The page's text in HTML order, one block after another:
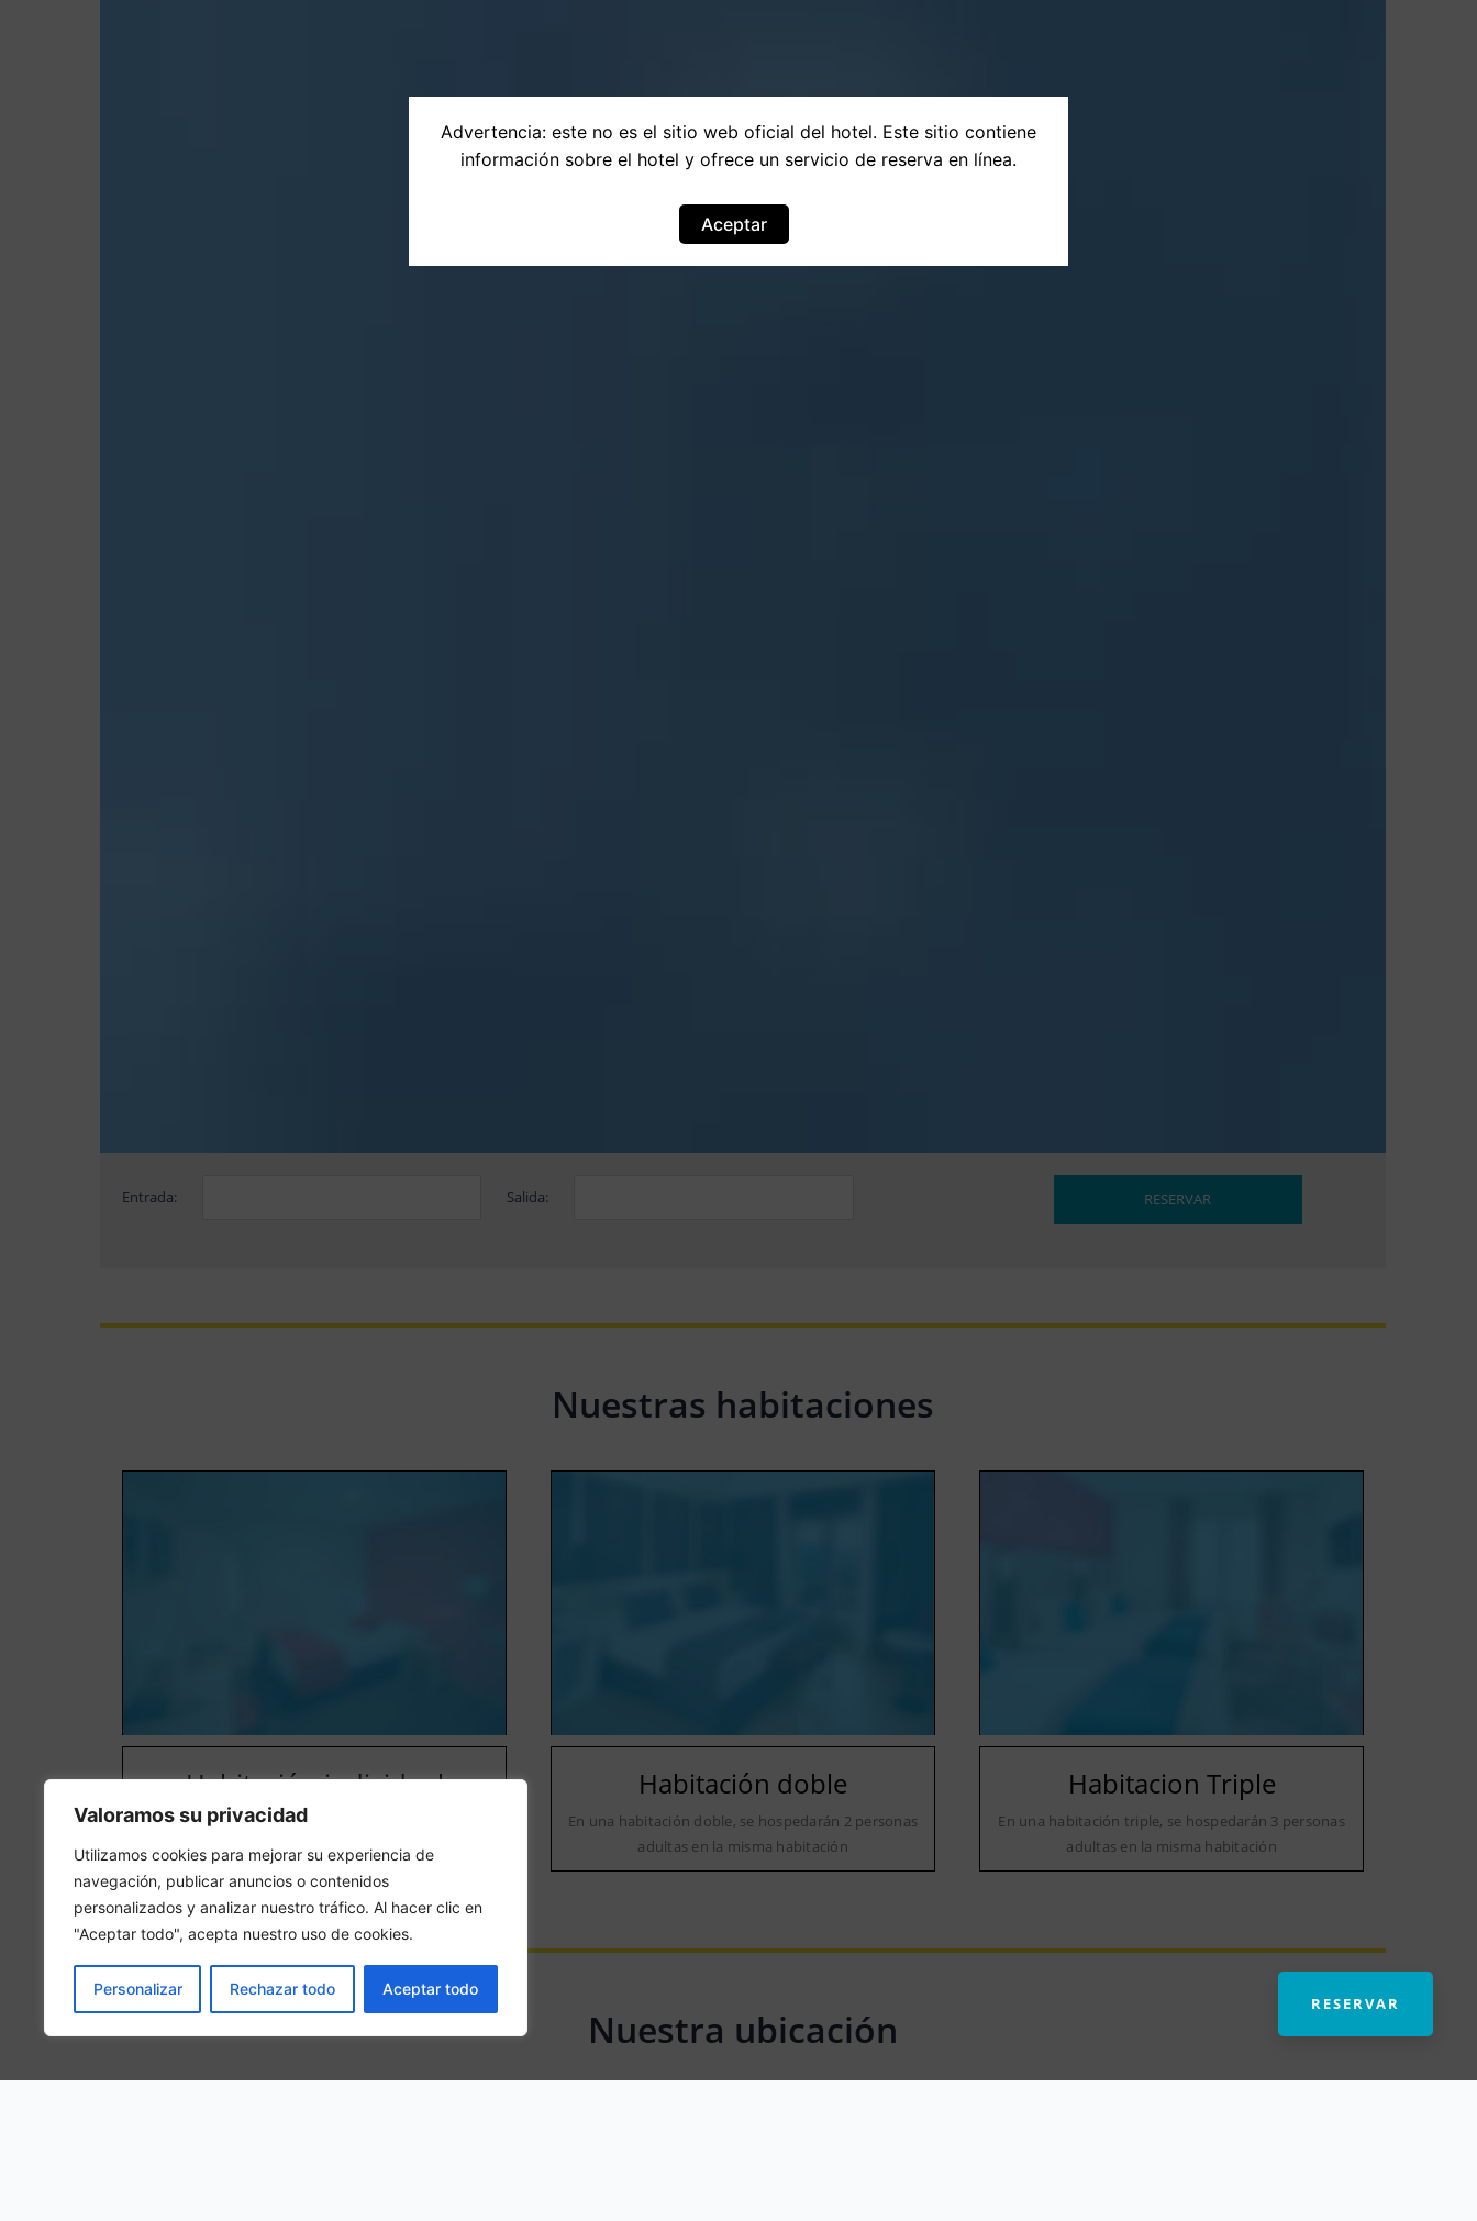
Valoramos su privacidad
Utilizamos cookies para mejorar su experiencia de
navegación, publicar anuncios o contenidos
personalizados y analizar nuestro tráfico. Al hacer clic en
"Aceptar todo", acepta nuestro uso de cookies.
Personalizar Rechazar todo Aceptar todo
Entrada: Salida: RESERVAR
Nuestras habitaciones
Habitación individual
En una habitación individual, se hospedará 1 persona
adulta en la habitación
Habitación doble
En una habitación doble, se hospedarán 2 personas
adultas en la misma habitación
Habitacion Triple
En una habitación triple, se hospedarán 3 personas
adultas en la misma habitación
Nuestra ubicación
Plaza Mayor, 1, 22148 Lecina, Huesca, Spain
RESERVAR
Advertencia: este no es el sitio web oficial del hotel. Este sitio contiene
información sobre el hotel y ofrece un servicio de reserva en línea.
Aceptar